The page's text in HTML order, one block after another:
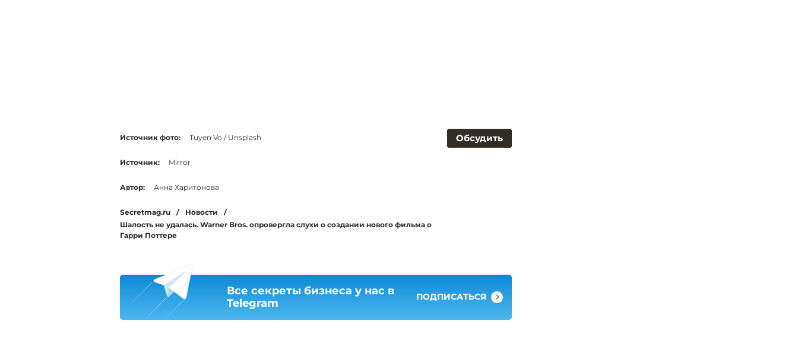
Обсудить
Источник фото: Tuyen Vo / Unsplash
Источник: Mirror
Автор: Анна Харитонова
Secretmag.ru / Новости
/
Шалость не удалась. Warner Bros. опровергла слухи о создании нового фильма о
Гарри Поттере
Все секреты бизнеса у нас в
Telegram
ПОДПИСАТЬСЯ